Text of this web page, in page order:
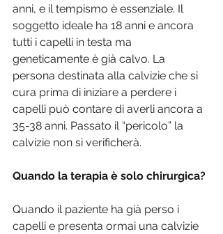
anni, e il tempismo è essenziale. Il
soggetto ideale ha 18 anni e ancora
tutti i capelli in testa ma
geneticamente è già calvo. La
persona destinata alla calvizie che si
cura prima di iniziare a perdere i
capelli può contare di averli ancora a
35-38 anni. Passato il “pericolo” la
calvizie non si verificherà.
Quando la terapia è solo chirurgica?
Quando il paziente ha già perso i
capelli e presenta ormai una calvizie